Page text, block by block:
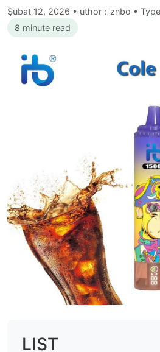
Şubat 12, 2026 • uthor：znbo •
8 minute read
LIST